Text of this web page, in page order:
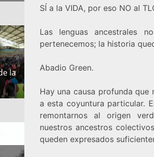
la
SÍ a la VIDA, por eso NO al
Las lenguas ancestrales
pertenecemos; la historia
Abadio Green.
Hay una causa profunda
a esta coyuntura particular.
remontarnos al origen
nuestros ancestros
queden expresados